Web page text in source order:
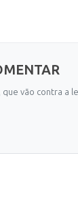
vão contra a